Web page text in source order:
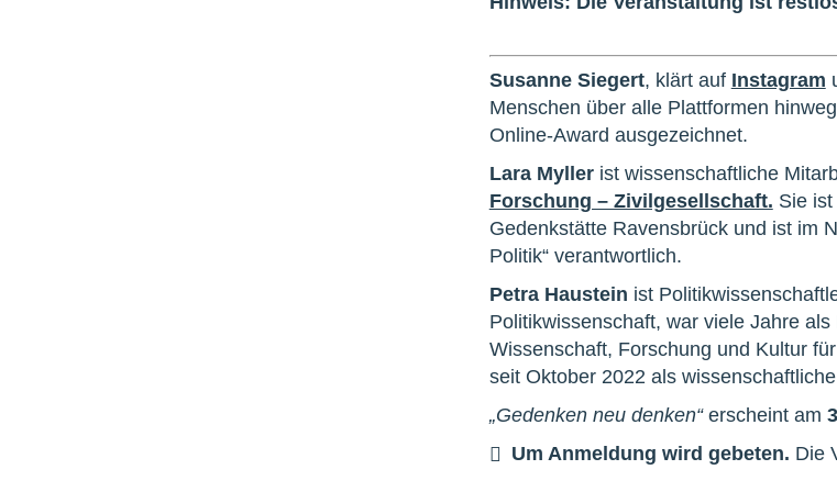
Susanne Siegert, klärt auf Instagram
Menschen über alle Plattformen
Online-Award ausgezeichnet.
Lara Myllerist wissenschaftliche
Forschung – Zivilgesellschaft. Sie
Gedenkstätte Ravensbrück und ist im
Politik“ verantwortlich.
Petra Haustein ist
Politikwissenschaft, war viele Jahre
Wissenschaft, Forschung und Kultur
seit Oktober 2022 als
„Gedenken neu denken“erscheint am
Um Anmeldung wird gebeten. Die